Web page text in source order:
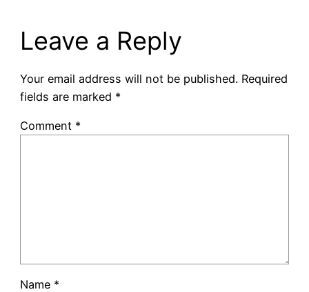
Leave a Reply
Your email address will not be published. Required
fields are marked *
Comment *
Name *